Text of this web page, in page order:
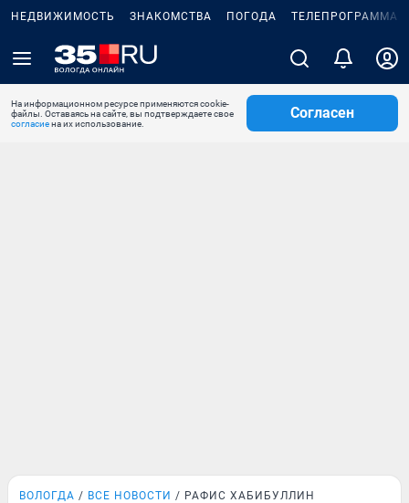
НЕДВИЖИМОСТЬ ЗНАКОМСТВА ПОГОДА ТЕЛЕПРОГРАММА
На информационном ресурсе применяются cookie-
файлы. Оставаясь на сайте, вы подтверждаете свое
согласиена их использование.
Согласен
ВОЛОГДА ВСЕ НОВОСТИ РАФИС ХАБИБУЛЛИН